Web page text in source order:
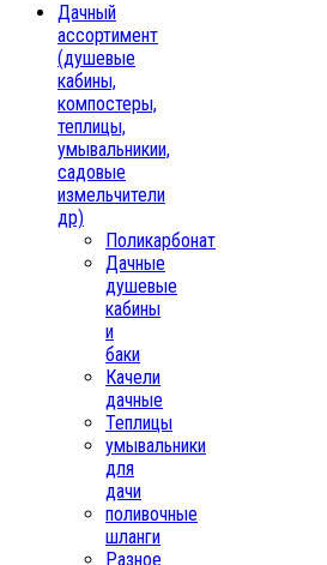
Дачный
ассортимент
(душевые
кабины,
компостеры,
теплицы,
умывальникии,
садовые
измельчители
др)
Поликарбонат
Дачные
душевые
кабины
и
баки
Качели
дачные
Теплицы
умывальники
для
дачи
поливочные
шланги
Разное